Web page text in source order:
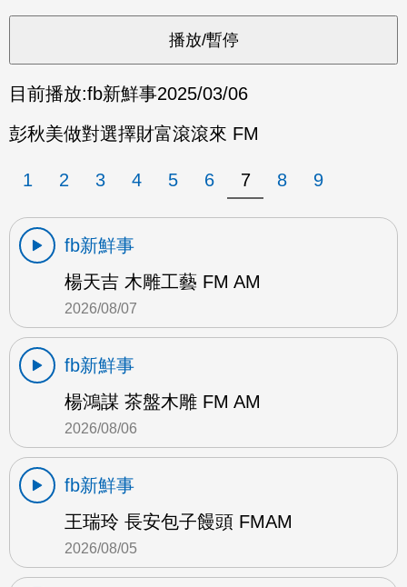
目前播放:fb新鮮事2025/03/06
彭秋美做對選擇財富滾滾來 FM
1 2 3 4 5 6 7 8 9
fb新鮮事
楊天吉 木雕工藝 FM AM
2026/08/07
fb新鮮事
楊鴻謀 茶盤木雕 FM AM
2026/08/06
fb新鮮事
王瑞玲 長安包子饅頭 FMAM
2026/08/05